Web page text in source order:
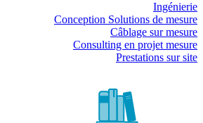
Ingénierie
Conception Solutions de mesure
Câblage sur mesure
Consulting en projet mesure
Prestations sur site